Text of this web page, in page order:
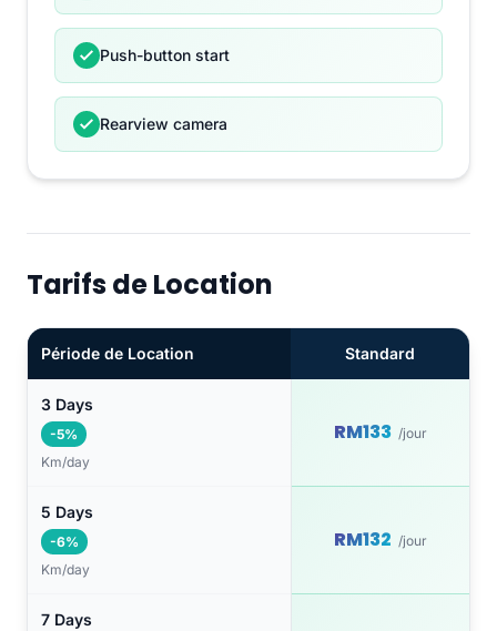
Push-button start
Rearview camera
Tarifs de Location
Période de Location Standard
3 Days
-5%
Km/day
RM133 /jour
5 Days
-6%
Km/day
RM132 /jour
7 Days